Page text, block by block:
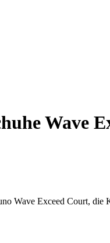
Wave
Wave Exceed Court,